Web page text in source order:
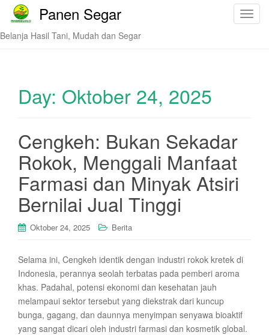
T
Panen Segar
Belanja Hasil Tani, Mudah dan Segar
Day: Oktober 24, 2025
Cengkeh: Bukan Sekadar
Rokok, Menggali Manfaat
Farmasi dan Minyak Atsiri
Bernilai Jual Tinggi
Oktober 24, 2025 Berita
Selama ini, Cengkeh identik dengan industri rokok kretek di
Indonesia, perannya seolah terbatas pada pemberi aroma
khas. Padahal, potensi ekonomi dan kesehatan jauh
melampaui sektor tersebut yang diekstrak dari kuncup
bunga, gagang, dan daunnya menyimpan senyawa bioaktif
yang sangat dicari oleh industri farmasi dan kosmetik global.